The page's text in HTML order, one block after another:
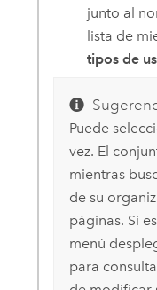
junto al
lista de
tipos de
Puede
vez. El
mientras
de su
páginas. Si
menú
para